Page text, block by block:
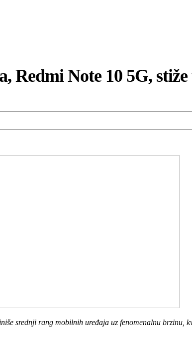
Redmi Note 10 5G,
srednji rang mobilnih uređaja uz fenomenalnu brzinu,